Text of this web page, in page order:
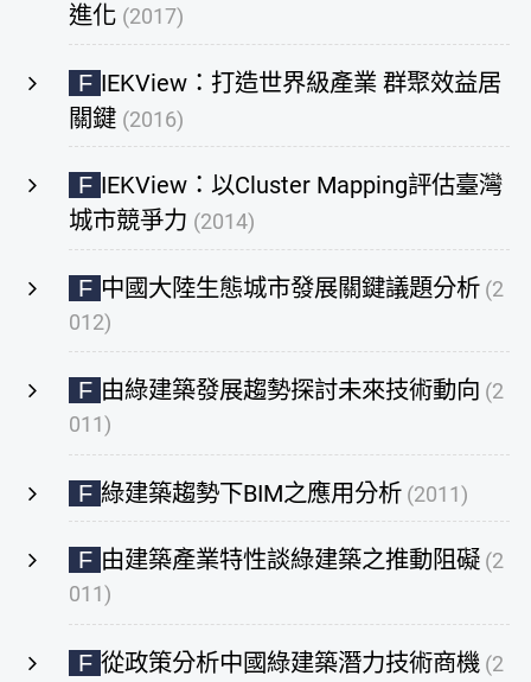
進化 (2017)
F IEKView：打造世界級產業 群聚效益居
關鍵 (2016)
F IEKView：以Cluster Mapping評估臺灣
城市競爭力 (2014)
F 中國大陸生態城市發展關鍵議題分析 (2
012)
F 由綠建築發展趨勢探討未來技術動向 (2
011)
F 綠建築趨勢下BIM之應用分析 (2011)
F 由建築產業特性談綠建築之推動阻礙 (2
011)
F 從政策分析中國綠建築潛力技術商機 (2